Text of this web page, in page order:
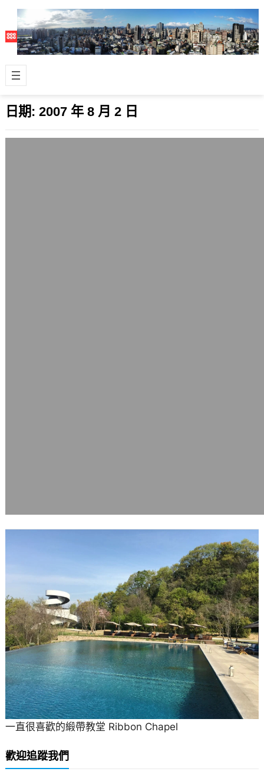
日期: 2007 年 8 月 2 日
一直很喜歡的緞帶教堂 Ribbon Chapel
歡迎追蹤我們